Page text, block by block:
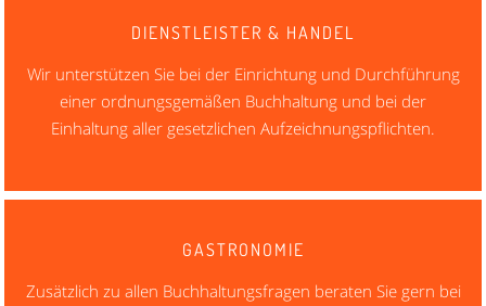
DIENSTLEISTER & HANDEL
Wir unterstützen Sie bei der Einrichtung und Durchführung
einer ordnungsgemäßen Buchhaltung und bei der
Einhaltung aller gesetzlichen Aufzeichnungspflichten.
GASTRONOMIE
Zusätzlich zu allen Buchhaltungsfragen beraten Sie gern bei